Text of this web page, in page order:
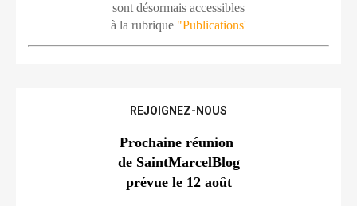
sont désormais accessibles
à la rubrique "Publications'
REJOIGNEZ-NOUS
Prochaine réunion
de SaintMarcelBlog
prévue le 12 août